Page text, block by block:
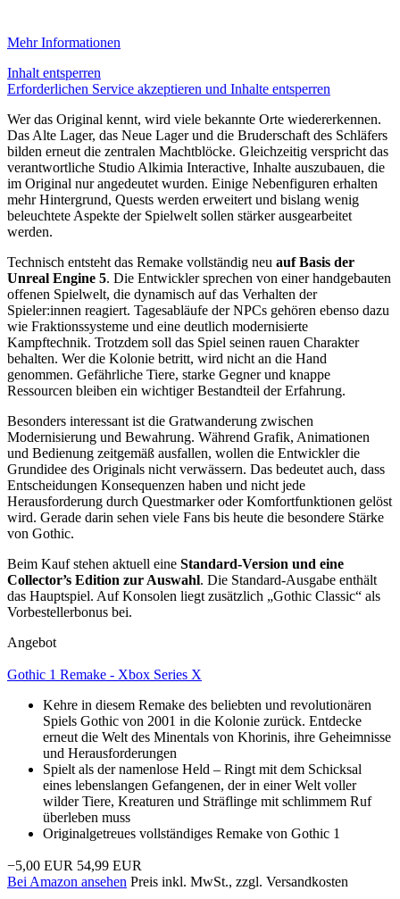
Mehr Informationen
Inhalt entsperren
Erforderlichen Service akzeptieren und Inhalte entsperren
Wer das Original kennt, wird viele bekannte Orte wiedererkennen.
Das Alte Lager, das Neue Lager und die Bruderschaft des Schläfers
bilden erneut die zentralen Machtblöcke. Gleichzeitig verspricht das
verantwortliche Studio Alkimia Interactive, Inhalte auszubauen, die
im Original nur angedeutet wurden. Einige Nebenfiguren erhalten
mehr Hintergrund, Quests werden erweitert und bislang wenig
beleuchtete Aspekte der Spielwelt sollen stärker ausgearbeitet
werden.
Technisch entsteht das Remake vollständig neu auf Basis der
Unreal Engine 5. Die Entwickler sprechen von einer handgebauten
offenen Spielwelt, die dynamisch auf das Verhalten der
Spieler:innen reagiert. Tagesabläufe der NPCs gehören ebenso dazu
wie Fraktionssysteme und eine deutlich modernisierte
Kampftechnik. Trotzdem soll das Spiel seinen rauen Charakter
behalten. Wer die Kolonie betritt, wird nicht an die Hand
genommen. Gefährliche Tiere, starke Gegner und knappe
Ressourcen bleiben ein wichtiger Bestandteil der Erfahrung.
Besonders interessant ist die Gratwanderung zwischen
Modernisierung und Bewahrung. Während Grafik, Animationen
und Bedienung zeitgemäß ausfallen, wollen die Entwickler die
Grundidee des Originals nicht verwässern. Das bedeutet auch, dass
Entscheidungen Konsequenzen haben und nicht jede
Herausforderung durch Questmarker oder Komfortfunktionen gelöst
wird. Gerade darin sehen viele Fans bis heute die besondere Stärke
von Gothic.
Beim Kauf stehen aktuell eine Standard-Version und eine
Collector’s Edition zur Auswahl. Die Standard-Ausgabe enthält
das Hauptspiel. Auf Konsolen liegt zusätzlich „Gothic Classic“ als
Vorbestellerbonus bei.
Angebot
Gothic 1 Remake - Xbox Series X
Kehre in diesem Remake des beliebten und revolutionären
Spiels Gothic von 2001 in die Kolonie zurück. Entdecke
erneut die Welt des Minentals von Khorinis, ihre Geheimnisse
und Herausforderungen
Spielt als der namenlose Held – Ringt mit dem Schicksal
eines lebenslangen Gefangenen, der in einer Welt voller
wilder Tiere, Kreaturen und Sträflinge mit schlimmem Ruf
überleben muss
Originalgetreues vollständiges Remake von Gothic 1
−5,00 EUR 54,99 EUR
Bei Amazon ansehen Preis inkl. MwSt., zzgl. Versandkosten